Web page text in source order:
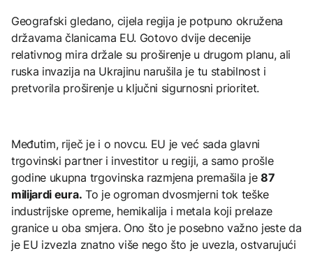
Geografski gledano, cijela regija je potpuno okružena
državama članicama EU. Gotovo dvije decenije
relativnog mira držale su proširenje u drugom planu, ali
ruska invazija na Ukrajinu narušila je tu stabilnost i
pretvorila proširenje u ključni sigurnosni prioritet.
Međutim, riječ je i o novcu. EU je već sada glavni
trgovinski partner i investitor u regiji, a samo prošle
godine ukupna trgovinska razmjena premašila je 87
milijardi eura. To je ogroman dvosmjerni tok teške
industrijske opreme, hemikalija i metala koji prelaze
granice u oba smjera. Ono što je posebno važno jeste da
je EU izvezla znatno više nego što je uvezla, ostvarujući